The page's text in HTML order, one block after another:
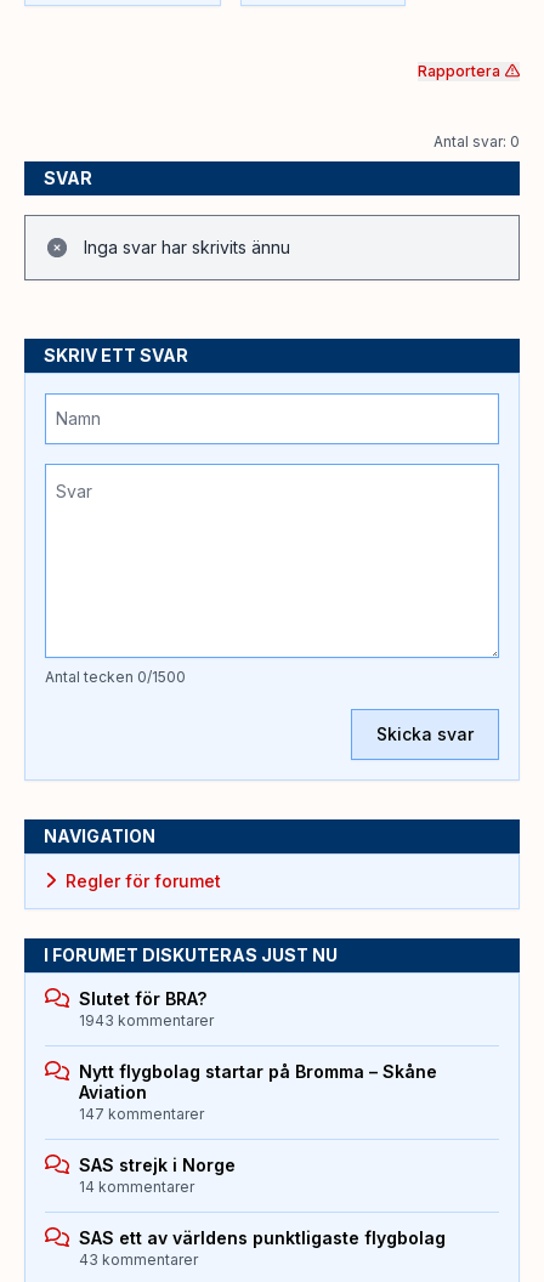
Rapportera
Antal svar: 0
SVAR
Inga svar har skrivits ännu
SKRIV ETT SVAR
Antal tecken 0/1500
Skicka svar
NAVIGATION
Regler för forumet
I FORUMET DISKUTERAS JUST NU
Slutet för BRA?
1943 kommentarer
Nytt flygbolag startar på Bromma – Skåne
Aviation
147 kommentarer
SAS strejk i Norge
14 kommentarer
SAS ett av världens punktligaste flygbolag
43 kommentarer